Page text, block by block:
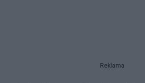
Reklama